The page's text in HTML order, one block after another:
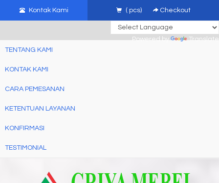
jepara
Kontak Kami ( pcs) Checkout
Powered by
Translate
TENTANG KAMI
KONTAK KAMI
CARA PEMESANAN
KETENTUAN LAYANAN
KONFIRMASI
TESTIMONIAL